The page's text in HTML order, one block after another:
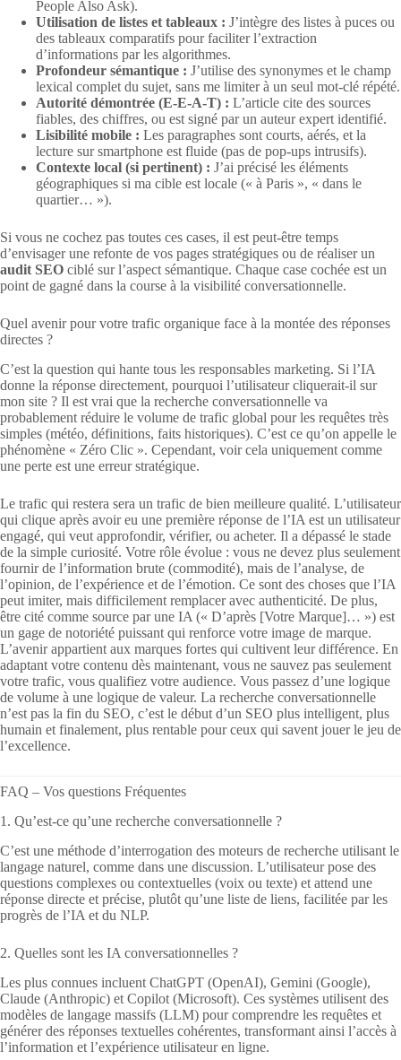
People Also Ask).
Utilisation de listes et tableaux : J’intègre des listes à puces ou
des tableaux comparatifs pour faciliter l’extraction
d’informations par les algorithmes.
Profondeur sémantique : J’utilise des synonymes et le champ
lexical complet du sujet, sans me limiter à un seul mot-clé répété.
Autorité démontrée (E-E-A-T) : L’article cite des sources
fiables, des chiffres, ou est signé par un auteur expert identifié.
Lisibilité mobile : Les paragraphes sont courts, aérés, et la
lecture sur smartphone est fluide (pas de pop-ups intrusifs).
Contexte local (si pertinent) : J’ai précisé les éléments
géographiques si ma cible est locale (« à Paris », « dans le
quartier… »).
Si vous ne cochez pas toutes ces cases, il est peut-être temps
d’envisager une refonte de vos pages stratégiques ou de réaliser un
audit SEO ciblé sur l’aspect sémantique. Chaque case cochée est un
point de gagné dans la course à la visibilité conversationnelle.
Quel avenir pour votre trafic organique face à la montée des réponses
directes ?
C’est la question qui hante tous les responsables marketing. Si l’IA
donne la réponse directement, pourquoi l’utilisateur cliquerait-il sur
mon site ? Il est vrai que la recherche conversationnelle va
probablement réduire le volume de trafic global pour les requêtes très
simples (météo, définitions, faits historiques). C’est ce qu’on appelle le
phénomène « Zéro Clic ». Cependant, voir cela uniquement comme
une perte est une erreur stratégique.
Le trafic qui restera sera un trafic de bien meilleure qualité. L’utilisateur
qui clique après avoir eu une première réponse de l’IA est un utilisateur
engagé, qui veut approfondir, vérifier, ou acheter. Il a dépassé le stade
de la simple curiosité. Votre rôle évolue : vous ne devez plus seulement
fournir de l’information brute (commodité), mais de l’analyse, de
l’opinion, de l’expérience et de l’émotion. Ce sont des choses que l’IA
peut imiter, mais difficilement remplacer avec authenticité. De plus,
être cité comme source par une IA (« D’après [Votre Marque]… ») est
un gage de notoriété puissant qui renforce votre image de marque.
L’avenir appartient aux marques fortes qui cultivent leur différence. En
adaptant votre contenu dès maintenant, vous ne sauvez pas seulement
votre trafic, vous qualifiez votre audience. Vous passez d’une logique
de volume à une logique de valeur. La recherche conversationnelle
n’est pas la fin du SEO, c’est le début d’un SEO plus intelligent, plus
humain et finalement, plus rentable pour ceux qui savent jouer le jeu de
l’excellence.
FAQ – Vos questions Fréquentes
1. Qu’est-ce qu’une recherche conversationnelle ?
C’est une méthode d’interrogation des moteurs de recherche utilisant le
langage naturel, comme dans une discussion. L’utilisateur pose des
questions complexes ou contextuelles (voix ou texte) et attend une
réponse directe et précise, plutôt qu’une liste de liens, facilitée par les
progrès de l’IA et du NLP.
2. Quelles sont les IA conversationnelles ?
Les plus connues incluent ChatGPT (OpenAI), Gemini (Google),
Claude (Anthropic) et Copilot (Microsoft). Ces systèmes utilisent des
modèles de langage massifs (LLM) pour comprendre les requêtes et
générer des réponses textuelles cohérentes, transformant ainsi l’accès à
l’information et l’expérience utilisateur en ligne.